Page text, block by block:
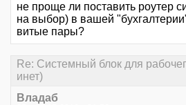
не проще ли поставить роутер
на выбор) в вашей
витые пары?
Re: Системный блок для
инет)
Владаб